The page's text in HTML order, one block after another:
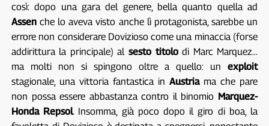
così: dopo una gara del genere, bella quanto quella ad
Assenche lo aveva visto anche lì protagonista, sarebbe un
errore non considerare Dovizioso come una minaccia (forse
addirittura la principale) al sesto titolodi Marc Marquez…
ma molti non si spingono oltre a quello: unexploit
stagionale, una vittoria fantastica inAustriama che pare
non possa essere abbastanza contro il binomio Marquez-
Honda Repsol. Insomma, già poco dopo il giro di boa, la